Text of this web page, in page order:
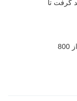
گرفت تا
12 سال سابقه تاسیس در چین و خدمت به بیش از 800